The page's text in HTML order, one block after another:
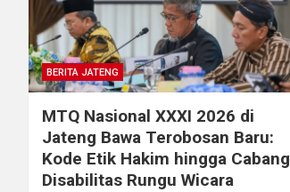
BERITA JATENG
MTQ Nasional XXXI 2026 di
Jateng Bawa Terobosan Baru:
Kode Etik Hakim hingga Cabang
Disabilitas Rungu Wicara